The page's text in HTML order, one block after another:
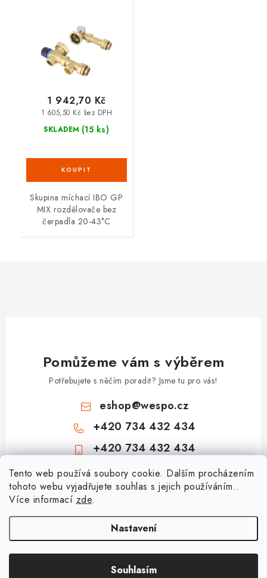
Tento web používá soubory cookie. Dalším procházením
tohoto webu vyjadřujete souhlas s jejich používáním..
Více informací zde.
Nastavení
Souhlasím
SKLADEM (15 ks)
1 605,50 Kč bez DPH
1 942,70 Kč
Skupina míchací IBO GP
MIX rozdělovače bez
čerpadla 20-43°C
Pomůžeme vám s výběrem
Potřebujete s něčím poradit? Jsme tu pro vás!
eshop@wespo.cz
+420 734 432 434
+420 734 432 434
Informace pro vás
Nezámrzný venkovní ventil Kemper Frosti-Plus: Jak funguje a jak na
obchod.wespo.cz. Všechna práva vyhrazena.